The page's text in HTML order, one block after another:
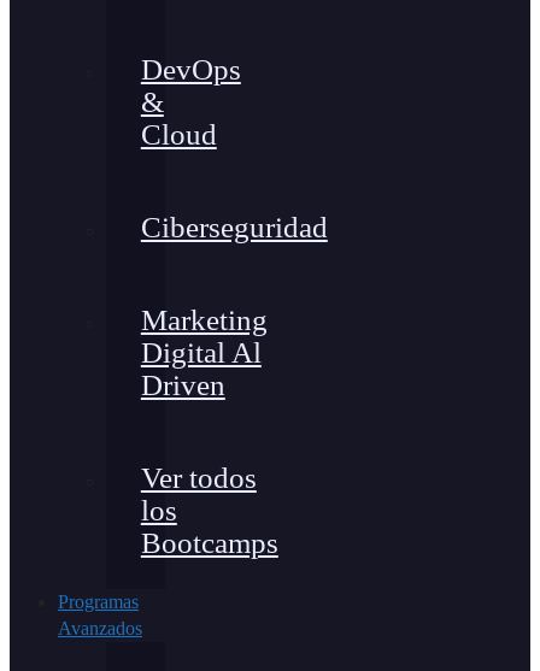
DevOps
&
Cloud
Ciberseguridad
Marketing
Digital Al
Driven
Ver todos
los
Bootcamps
Programas
Avanzados